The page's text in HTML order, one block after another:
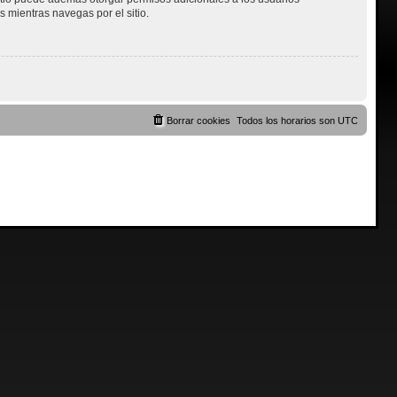
mientras navegas por el sitio.
Todos los horarios sonUTC
Borrar cookies